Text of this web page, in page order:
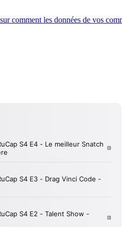
comment les données de vos